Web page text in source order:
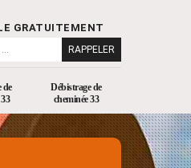
GRATUITEMENT
de
Débistrage de
cheminée 33